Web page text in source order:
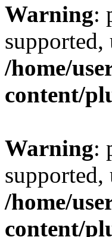
Warning:
supported,
/home/
content/
Warning:
supported,
/home/
content/